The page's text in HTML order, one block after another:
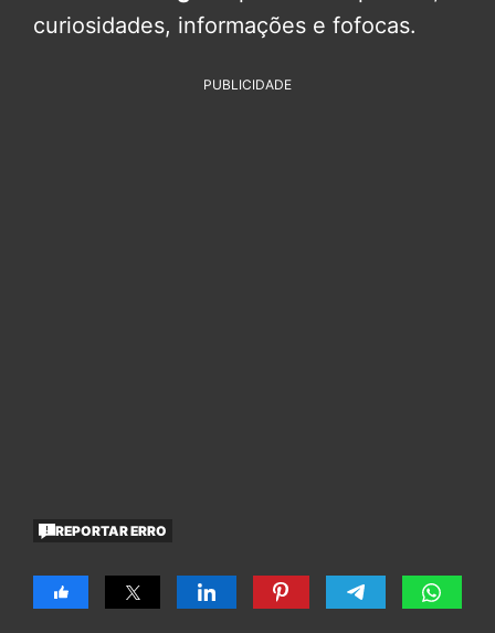
curiosidades, informações e fofocas.
PUBLICIDADE
REPORTAR ERRO